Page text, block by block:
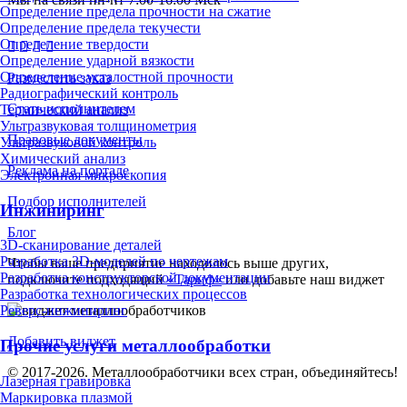
Определение предела прочности на сжатие
Определение предела текучести
Определение твердости
Определение ударной вязкости
Определение усталостной прочности
Радиографический контроль
Термический анализ
Ультразвуковая толщинометрия
Ультразвуковой контроль
Химический анализ
Электронная микроскопия
Инжиниринг
3D-сканирование деталей
Разработка 3D-моделей по чертежам
Разработка конструкторской документации
Разработка технологических процессов
Реверс-инжиниринг
Прочие услуги металлообработки
Лазерная гравировка
Маркировка плазмой
Разместить заказ
Стать исполнителем
Правовые документы
Реклама на портале
Подбор исполнителей
Блог
Чтобы ваше предприятие находилось выше других,
подключите подходящий«Тариф»или добавьте наш виджет
Добавить виджет
© 2017-2026. Металлообработчики всех стран, объединяйтесь!